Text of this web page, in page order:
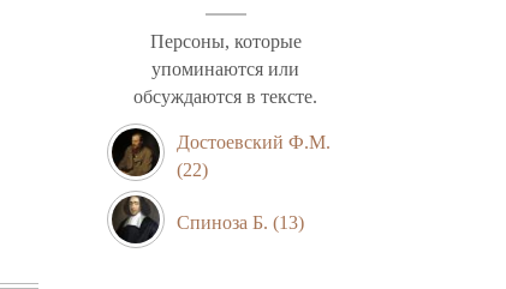
Персоны, которые
упоминаются или
обсуждаются в тексте.
Достоевский Ф.М.
(22)
Спиноза Б. (13)